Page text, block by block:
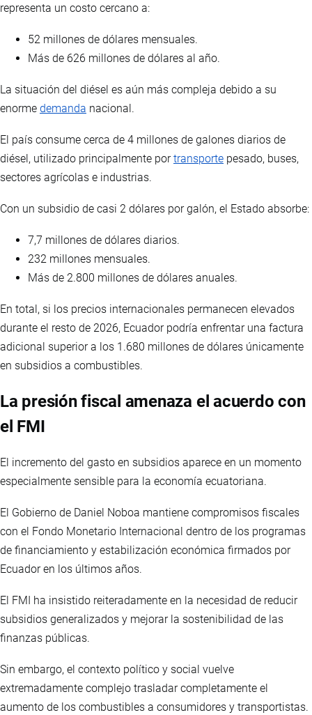
representa un costo cercano a:
52 millones de dólares mensuales.
Más de 626 millones de dólares al año.
La situación del diésel es aún más compleja debido a su
enorme demanda nacional.
El país consume cerca de 4 millones de galones diarios de
diésel, utilizado principalmente portransporte pesado, buses,
sectores agrícolas e industrias.
Con un subsidio de casi 2 dólares por galón, el Estado absorbe:
7,7 millones de dólares diarios.
232 millones mensuales.
Más de 2.800 millones de dólares anuales.
En total, si los precios internacionales permanecen elevados
durante el resto de 2026, Ecuador podría enfrentar una factura
adicional superior a los 1.680 millones de dólares únicamente
en subsidios a combustibles.
La presión fiscal amenaza el acuerdo con
el FMI
El incremento del gasto en subsidios aparece en un momento
especialmente sensible para la economía ecuatoriana.
El Gobierno de Daniel Noboa mantiene compromisos fiscales
con el Fondo Monetario Internacional dentro de los programas
de financiamiento y estabilización económica firmados por
Ecuador en los últimos años.
El FMI ha insistido reiteradamente en la necesidad de reducir
subsidios generalizados y mejorar la sostenibilidad de las
finanzas públicas.
Sin embargo, el contexto político y social vuelve
extremadamente complejo trasladar completamente el
aumento de los combustibles a consumidores y transportistas.